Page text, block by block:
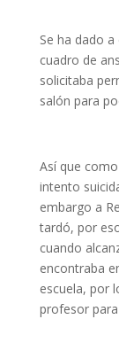
Se ha dado
cuadro de
solicitaba
salón para
Así que
intento
embargo a
tardó, por
cuando
encontraba
escuela, por
profesor